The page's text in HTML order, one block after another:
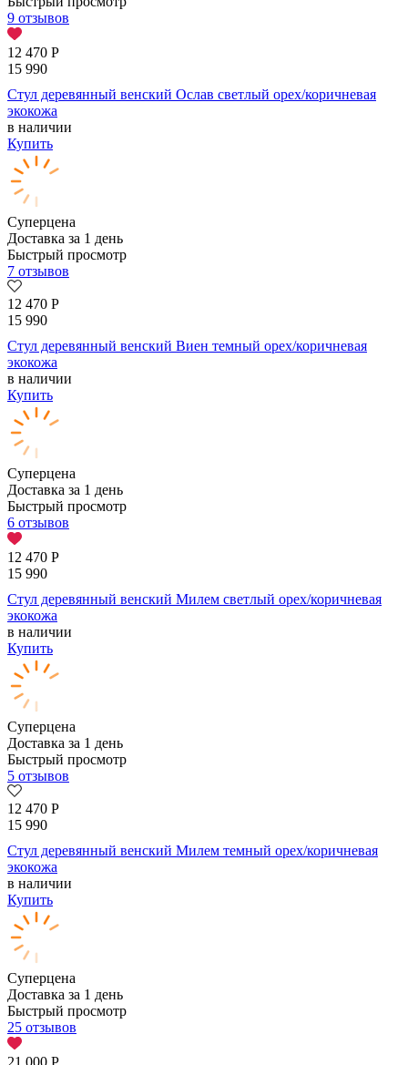
9 отзывов
12 470 Р
15 990
Стул деревянный венский Ослав светлый орех/коричневая
экокожа
в наличии
Купить
Суперцена
Доставка за 1 день
Быстрый просмотр
7 отзывов
12 470 Р
15 990
Стул деревянный венский Виен темный орех/коричневая
экокожа
в наличии
Купить
Суперцена
Доставка за 1 день
Быстрый просмотр
6 отзывов
12 470 Р
15 990
Стул деревянный венский Милем светлый орех/коричневая
экокожа
в наличии
Купить
Суперцена
Доставка за 1 день
Быстрый просмотр
5 отзывов
12 470 Р
15 990
Стул деревянный венский Милем темный орех/коричневая
экокожа
в наличии
Купить
Суперцена
Доставка за 1 день
Быстрый просмотр
25 отзывов